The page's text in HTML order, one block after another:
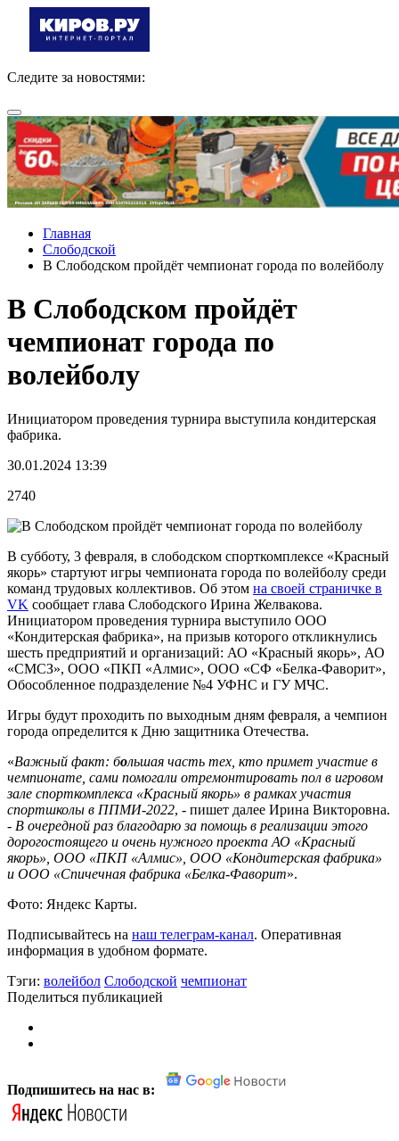
Следите за новостями:
Главная
Слободской
В Слободском пройдёт чемпионат города по волейболу
В Слободском пройдёт
чемпионат города по
волейболу
Инициатором проведения турнира выступила кондитерская
фабрика.
30.01.2024 13:39
2740
В субботу, 3 февраля, в слободском спорткомплексе «Красный
якорь» стартуют игры чемпионата города по волейболу среди
команд трудовых коллективов. Об этом на своей страничке в
VK сообщает глава Слободского Ирина Желвакова.
Инициатором проведения турнира выступило ООО
«Кондитерская фабрика», на призыв которого откликнулись
шесть предприятий и организаций: АО «Красный якорь», АО
«СМСЗ», ООО «ПКП «Алмис», ООО «СФ «Белка-Фаворит»,
Обособленное подразделение №4 УФНС и ГУ МЧС.
Игры будут проходить по выходным дням февраля, а чемпион
города определится к Дню защитника Отечества.
«Важный факт: большая часть тех, кто примет участие в
чемпионате, сами помогали отремонтировать пол в игровом
зале спорткомплекса «Красный якорь» в рамках участия
спортшколы в ППМИ-2022, - пишет далее Ирина Викторовна.
- В очередной раз благодарю за помощь в реализации этого
дорогостоящего и очень нужного проекта АО «Красный
якорь», ООО «ПКП «Алмис», ООО «Кондитерская фабрика»
и ООО «Спичечная фабрика «Белка-Фаворит».
Фото: Яндекс Карты.
Подписывайтесь на наш телеграм-канал. Оперативная
информация в удобном формате.
Тэги: волейбол Слободской чемпионат
Поделиться публикацией
Подпишитесь на нас в: